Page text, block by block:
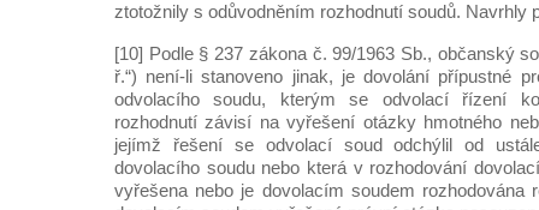
ztotožnily s odůvodněním rozhodnutí soudů. Navrhly
[10] Podle § 237 zákona č. 99/1963 Sb., občanský
ř.“) není-li stanoveno jinak, je dovolání přípustné
odvolacího soudu, kterým se odvolací řízení
rozhodnutí závisí na vyřešení otázky hmotného
jejímž řešení se odvolací soud odchýlil od
dovolacího soudu nebo která v rozhodování
vyřešena nebo je dovolacím soudem rozhodována